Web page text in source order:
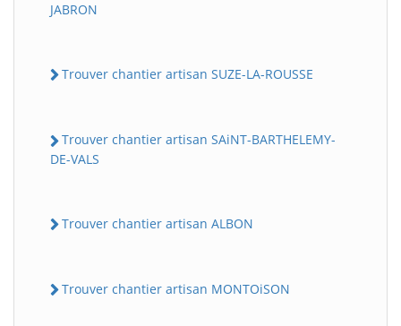
JABRON
Trouver chantier artisan SUZE-LA-ROUSSE
Trouver chantier artisan SAiNT-BARTHELEMY-
DE-VALS
Trouver chantier artisan ALBON
Trouver chantier artisan MONTOiSON